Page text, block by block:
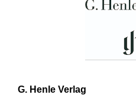
G. Henle Verlag